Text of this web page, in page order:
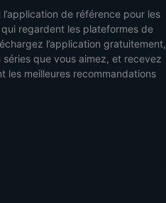
l’application de référence pour les
regardent les plateformes de
l’application gratuitement,
séries que vous aimez, et recevez
les meilleures recommandations